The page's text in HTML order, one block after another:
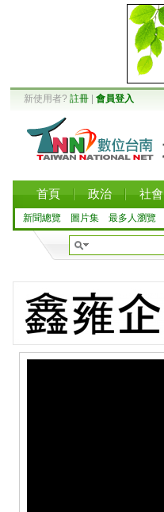
新使用者? 註冊 會員登入
首頁 政治 社會
新聞總覽 圖片集 最多人瀏覽